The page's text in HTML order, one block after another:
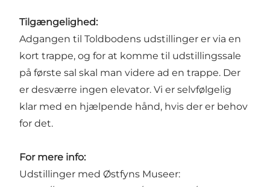
Tilgængelighed:
Adgangen til Toldbodens udstillinger er via en
kort trappe, og for at komme til udstillingssale
på første sal skal man videre ad en trappe. Der
er desværre ingen elevator. Vi er selvfølgelig
klar med en hjælpende hånd, hvis der er behov
for det.
For mere info:
Udstillinger med Østfyns Museer: